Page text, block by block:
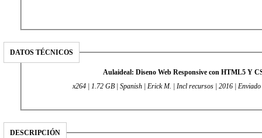
DATOS TÉCNICOS
Aulaideal: Diseno Web Responsive con HTML5 Y
x264 | 1.72 GB | Spanish | Erick M. | Incl recursos | 2016 |
DESCRIPCIÓN